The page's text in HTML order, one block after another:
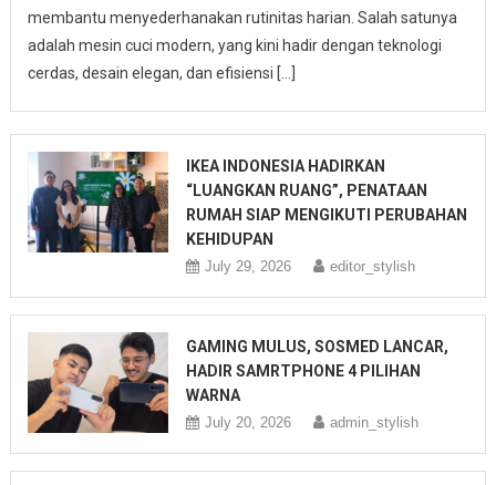
membantu menyederhanakan rutinitas harian. Salah satunya
adalah mesin cuci modern, yang kini hadir dengan teknologi
cerdas, desain elegan, dan efisiensi […]
IKEA INDONESIA HADIRKAN
“LUANGKAN RUANG”, PENATAAN
RUMAH SIAP MENGIKUTI PERUBAHAN
KEHIDUPAN
July 29, 2026 editor_stylish
GAMING MULUS, SOSMED LANCAR,
HADIR SAMRTPHONE 4 PILIHAN
WARNA
July 20, 2026 admin_stylish